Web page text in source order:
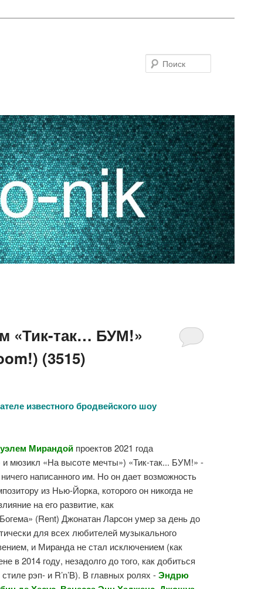
«Тик-так… БУМ!»
(3515)
известного бродвейского шоу
Мирандой проектов 2021 года
мюзикл «На высоте мечты») «Тик-так... БУМ!» -
написанного им. Но он дает возможность
из Нью-Йорка, которого он никогда не
на его развитие, как
(Rent) Джонатан Ларсон умер за день до
для всех любителей музыкального
и Миранда не стал исключением (как
в 2014 году, незадолго до того, как добиться
рэп- и R’n’B). В главных ролях -Эндрю